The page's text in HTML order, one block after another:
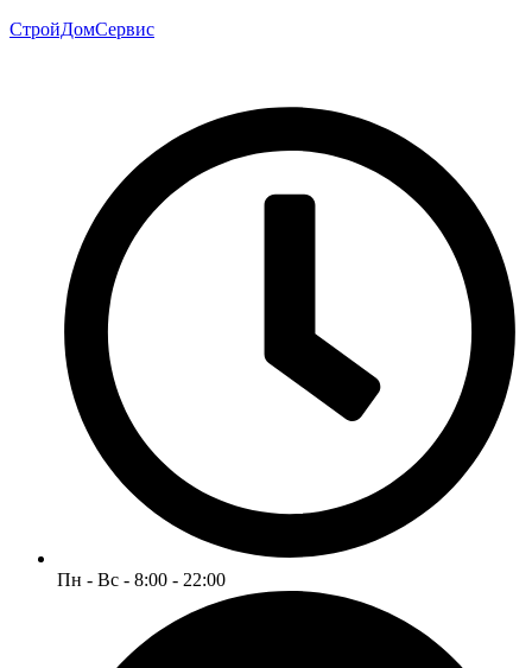
СтройДомСервис
Пн - Вс - 8:00 - 22:00